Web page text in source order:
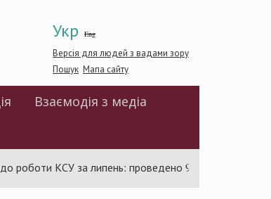
Укр Eng
Версія для людей з вадами зору
Пошук Мапа сайту
Взаємодія з медіа
КСУ за липень: проведено 94 засідання та